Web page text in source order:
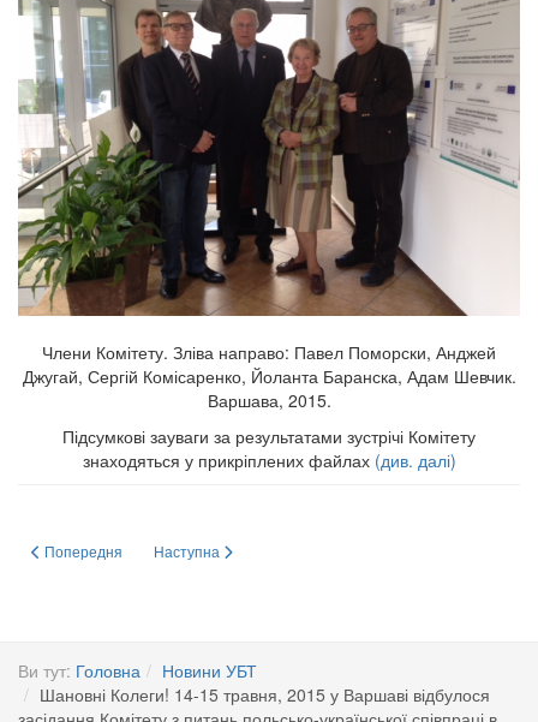
Члени Комітету. Зліва направо: Павел Поморски, Анджей
Джугай, Сергій Комісаренко, Йоланта Баранска, Адам Шевчик.
Варшава, 2015.
Підсумкові зауваги за результатами зустрічі Комітету
знаходяться у прикріплених файлах (див. далі)
Попередня стаття: Підсумкові зауваги за результатами зустрічі
Попередня Наступна стаття: VIII Парнасівська конференція з
Наступна
Ви тут: Головна
Новини УБТ
Шановні Колеги! 14-15 травня, 2015 у Варшаві відбулося